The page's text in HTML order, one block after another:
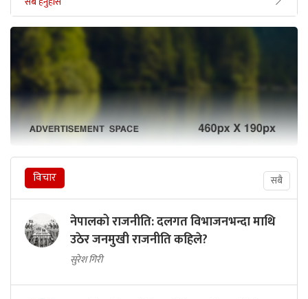
विचार सबै
नेपालको राजनीति: दलगत विभाजनभन्दा माथि
उठेर जनमुखी राजनीति कहिले?
सुरेश गिरी